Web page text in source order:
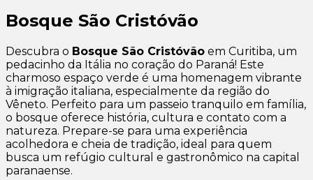
Bosque São Cristóvão
Descubra o Bosque São Cristóvão em Curitiba, um
pedacinho da Itália no coração do Paraná! Este
charmoso espaço verde é uma homenagem vibrante
à imigração italiana, especialmente da região do
Vêneto. Perfeito para um passeio tranquilo em família,
o bosque oferece história, cultura e contato com a
natureza. Prepare-se para uma experiência
acolhedora e cheia de tradição, ideal para quem
busca um refúgio cultural e gastronômico na capital
paranaense.